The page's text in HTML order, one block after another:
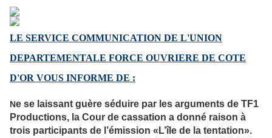
LE SERVICE COMMUNICATION DE L'UNION
DEPARTEMENTALE FORCE OUVRIERE DE COTE
D'OR VOUS INFORME DE :
Ne se laissant guère séduire par les arguments de TF1
Productions, la Cour de cassation a donné raison à
trois participants de l’émission «L’île de la tentation».